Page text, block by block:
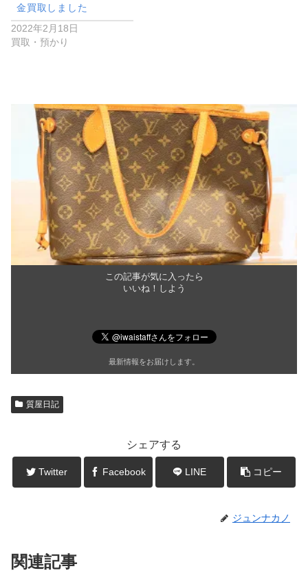
金買取しました
2022年2月18日
買取・預かり
この記事が気に入ったら
いいね！しよう
最新情報をお届けします。
質屋日記
シェアする
Twitter Facebook LINE コピー
ジュンナカノ
関連記事